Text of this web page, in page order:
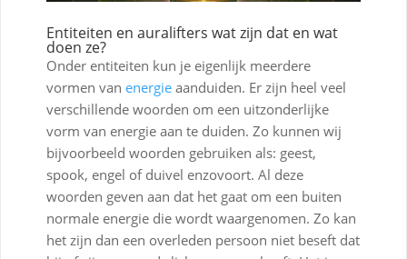
Entiteiten en auralifters wat zijn dat en wat
doen ze?
Onder entiteiten kun je eigenlijk meerdere
vormen van energie aanduiden. Er zijn heel veel
verschillende woorden om een uitzonderlijke
vorm van energie aan te duiden. Zo kunnen wij
bijvoorbeeld woorden gebruiken als: geest,
spook, engel of duivel enzovoort. Al deze
woorden geven aan dat het gaat om een buiten
normale energie die wordt waargenomen. Zo kan
het zijn dan een overleden persoon niet beseft dat